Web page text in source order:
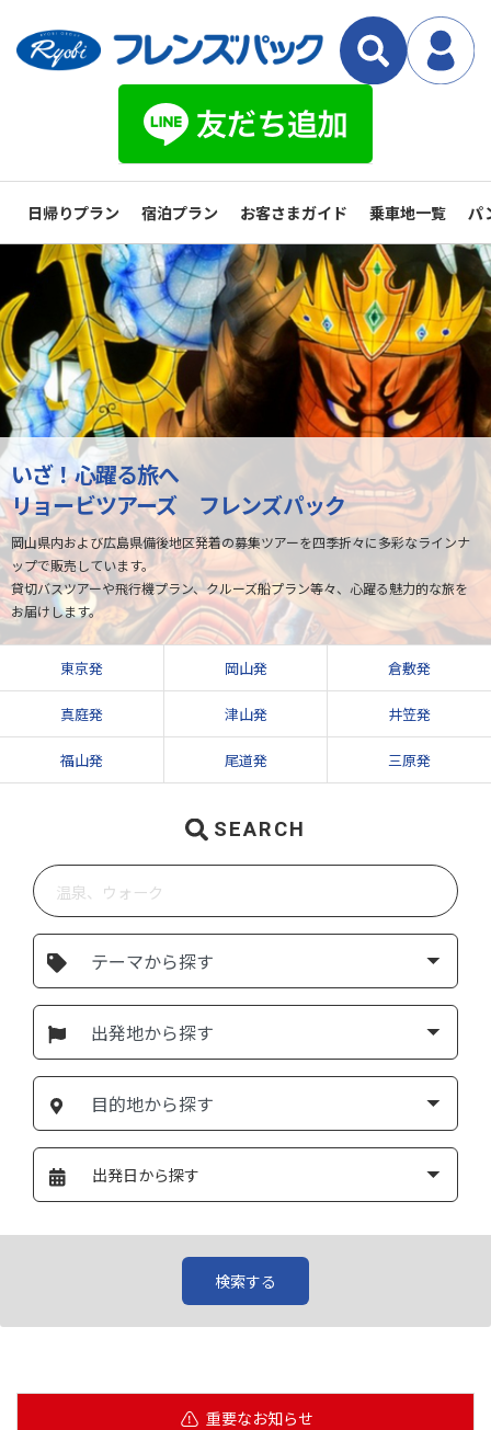
日帰りプラン 宿泊プラン お客さまガイド 乗車地一覧 パ
いざ！心躍る旅へ
リョービツアーズ フレンズパック
岡山県内および広島県備後地区発着の募集ツアーを四季折々に多彩なラインナ
ップで販売しています。
貸切バスツアーや飛行機プラン、クルーズ船プラン等々、心躍る魅力的な旅を
お届けします。
東京発 岡山発 倉敷発
真庭発 津山発 井笠発
福山発 尾道発 三原発
SEARCH
出発日から探す
検索する
重要なお知らせ